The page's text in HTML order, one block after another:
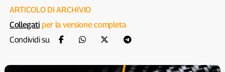
ARTICOLO DI ARCHIVIO
Collegati per la versione completa
Condividi su